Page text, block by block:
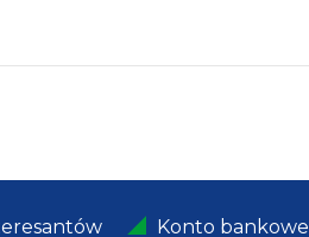
Konto bankowe